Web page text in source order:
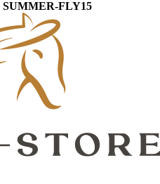
SUMMER-FLY15